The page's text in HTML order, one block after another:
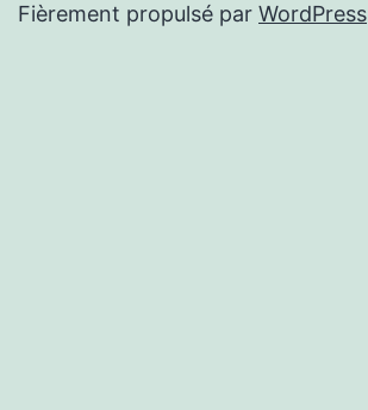
Fièrement propulsé par WordPress